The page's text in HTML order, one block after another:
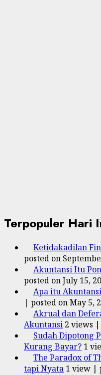
Terpopuler Hari
Ketidakadilan
posted on
Akuntansi Itu
posted on July 15,
Apa itu
| posted on May 5,
Akrual dan
Akuntansi 2 views |
Sudah Dipotong
Kurang Bayar? 1
The Paradox of
tapi Nyata 1 view |